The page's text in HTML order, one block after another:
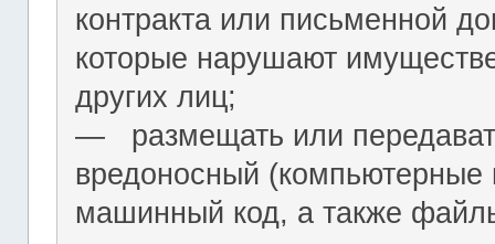
контракта или письменной
которые нарушают
других лиц;
― размещать или
вредоносный
машинный код, а также